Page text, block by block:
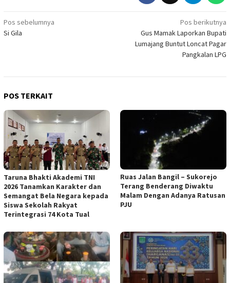
Navigasi
pos
Pos sebelumnya
Si Gila
Pos berikutnya
Gus Mamak Laporkan Bupati
Lumajang Buntut Loncat Pagar
Pangkalan LPG
POS TERKAIT
Taruna Bhakti Akademi TNI
2026 Tanamkan Karakter dan
Semangat Bela Negara kepada
Siswa Sekolah Rakyat
Terintegrasi 74 Kota Tual
Ruas Jalan Bangil – Sukorejo
Terang Benderang Diwaktu
Malam Dengan Adanya Ratusan
PJU